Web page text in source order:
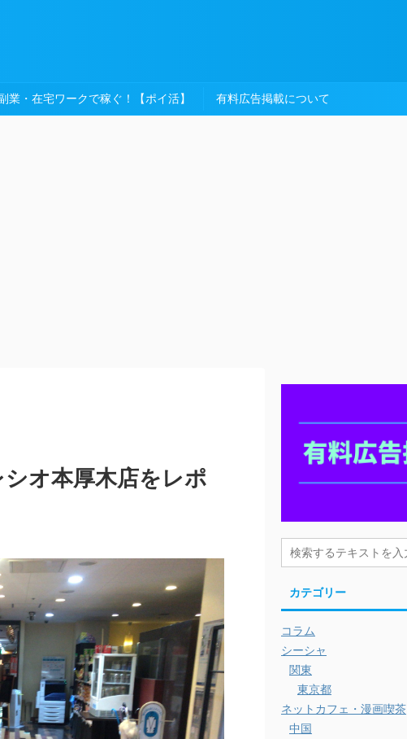
・在宅ワークで稼ぐ！【ポイ活】 有料広告掲載について
オ本厚木店をレポ
カテゴリー
コラム
シーシャ
関東
東京都
ネットカフェ・漫画喫茶
中国